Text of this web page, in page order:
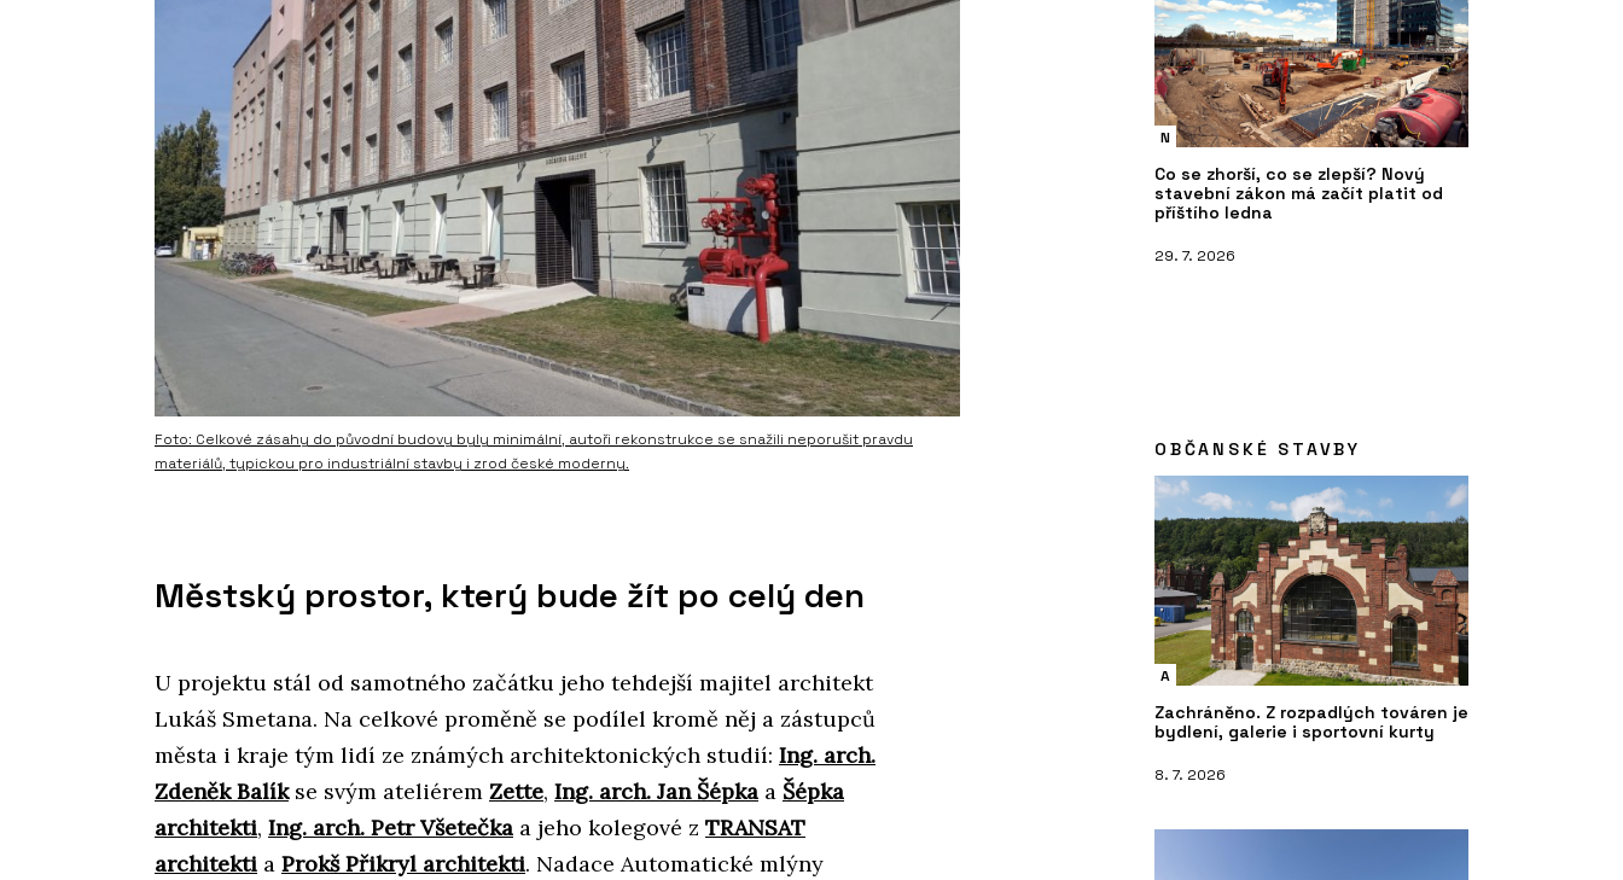
Foto: Celkové zásahy do původní budovy byly minimální, autoři rekonstrukce se snažili neporušit pravdu
materiálů, typickou pro industriální stavby i zrod české moderny.
Městský prostor, který bude žít po celý den
U projektu stál od samotného začátku jeho tehdejší majitel architekt
Lukáš Smetana. Na celkové proměně se podílel kromě něj a zástupců
města i kraje tým lidí ze známých architektonických studií: Ing. arch.
Zdeněk Balíkse svým ateliérem Zette, Ing. arch. Jan Šépka a Šépka
architekti, Ing. arch. Petr Všetečka a jeho kolegové z TRANSAT
architekti a Prokš Přikryl architekti. Nadace Automatické mlýny
N
Co se zhorší, co se zlepší? Nový
stavební zákon má začít platit od
příštího ledna
29. 7. 2026
OBČANSKÉ STAVBY
A
Zachráněno. Z rozpadlých továren je
bydlení, galerie i sportovní kurty
8. 7. 2026